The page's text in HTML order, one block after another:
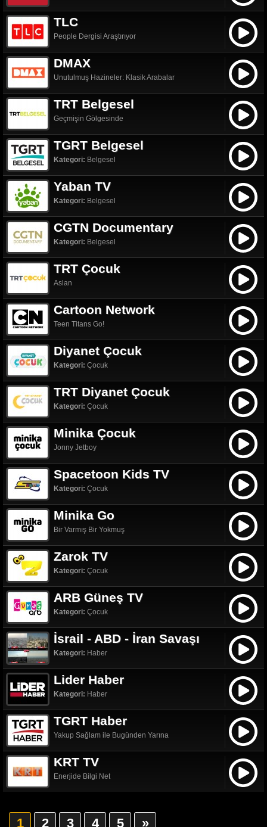
TLC
People Dergisi Araştırıyor
DMAX
Unutulmuş Hazineler: Klasik Arabalar
TRT Belgesel
Geçmişin Gölgesinde
TGRT Belgesel
Kategori: Belgesel
Yaban TV
Kategori: Belgesel
CGTN Documentary
Kategori: Belgesel
TRT Çocuk
Aslan
Cartoon Network
Teen Titans Go!
Diyanet Çocuk
Kategori: Çocuk
TRT Diyanet Çocuk
Kategori: Çocuk
Minika Çocuk
Jonny Jetboy
Spacetoon Kids TV
Kategori: Çocuk
Minika Go
Bir Varmış Bir Yokmuş
Zarok TV
Kategori: Çocuk
ARB Güneş TV
Kategori: Çocuk
İsrail - ABD - İran Savaşı
Kategori: Haber
Lider Haber
Kategori: Haber
TGRT Haber
Yakup Sağlam ile Bugünden Yarına
KRT TV
Enerjide Bilgi Net
1 2 3 4 5 »